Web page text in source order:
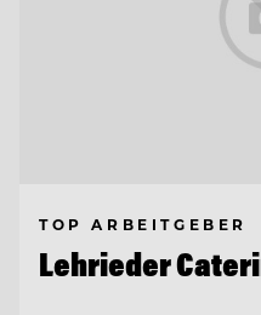
TOP ARBEITGEBER
Lehrieder